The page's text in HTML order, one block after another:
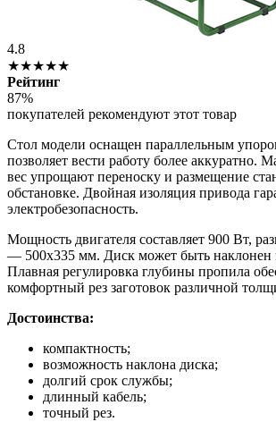
4.8
★★★★★
Рейтинг
87%
покупателей рекомендуют этот товар
Стол модели оснащен параллельным
позволяет вести работу более аккуратно.
вес упрощают переноску и размещение
обстановке. Двойная изоляция привода
электробезопасность.
Мощность двигателя составляет 900 Вт,
— 500х335 мм. Диск может быть наклонен
Плавная регулировка глубины пропила
комфортный рез заготовок различной
Достоинства:
компактность;
возможность наклона диска;
долгий срок службы;
длинный кабель;
точный рез.